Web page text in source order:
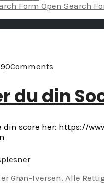
Form Open Search
0Comments
du din
din score her: https://
Grøn-Iversen. Alle